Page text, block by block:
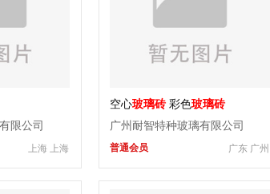
限公司
上海 上海
空心玻璃砖彩色玻璃砖
广州耐智特种玻璃有限公司
广东 广州
普通会员